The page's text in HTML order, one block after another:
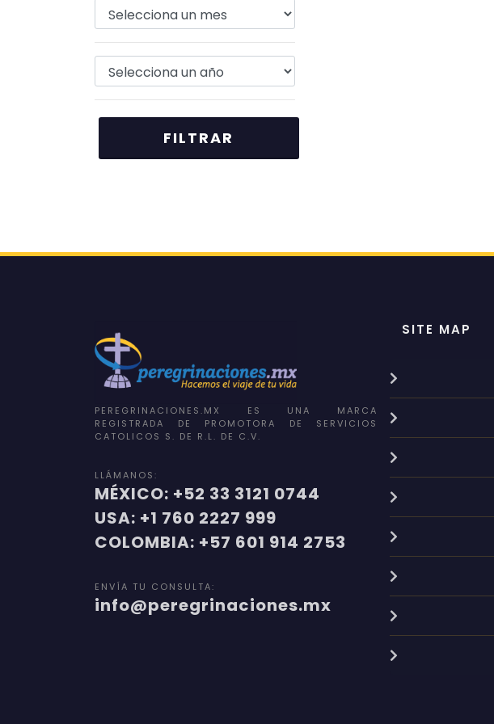
PEREGRINACIONES.MX ES UNA MARCA
REGISTRADA DE PROMOTORA DE SERVICIOS
CATOLICOS S. DE R.L. DE C.V.
LLÁMANOS:
MÉXICO: +52 33 3121 0744
USA: +1 760 2227 999
COLOMBIA: +57 601 914 2753
ENVÍA TU CONSULTA:
info@peregrinaciones.mx
SITE MAP